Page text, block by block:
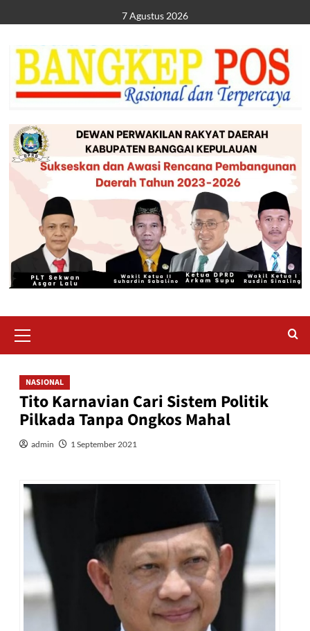
to
content
7 Agustus 2026
Menu
NASIONAL
Tito Karnavian Cari Sistem Politik
Pilkada Tanpa Ongkos Mahal
admin 1 September 2021